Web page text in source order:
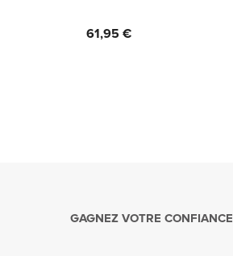
Prix
61,95 €
GAGNEZ VOTRE CONFIANCE